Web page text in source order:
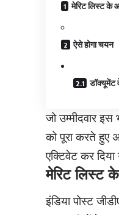
मेरिट लिस्ट के
ऐसे होगा चयन
डॉक्यूमेंट
जो उम्मीदवार
को पूरा करते हुए
एक्टिवेट कर दिया
मेरिट लिस्ट
इंडिया पोस्ट